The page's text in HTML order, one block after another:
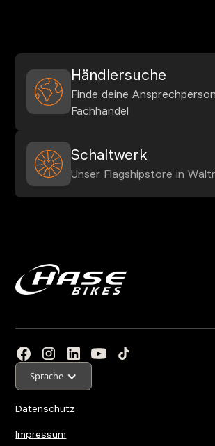
Händlersuche
Finde deine
Fachhandel
Schaltwerk
Unser Flagshipstore in
Sprache
Datenschutz
Impressum